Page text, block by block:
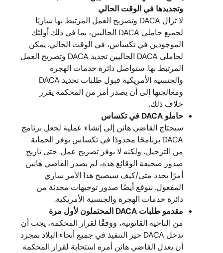
وتجديدها في الوقت الحالي
لا تزال DACA وتصريح العمل المرتبط بها ساريًا
لجميع حاملي DACA الحاليين، بما في ذلك أولئك
الموجودين في تكساس، في الوقت الحالي. يمكن
لحاملي DACA الحاليين تجديد DACA وتصريح العمل
المرتبط بها. ستواصل دائرة خدمات الهجرة
والجنسية الأمريكية قبول طلبات تجديد DACA
ومعالجتها إلى أن يصدر أمر من المحكمة يقرر
خلاف ذلك.
حاملو DACA في تكساس
سيحتاج القاضي هانن إلى إنشاء عملية لجعل برنامج
DACA برنامجًا محدودًا في تكساس يوفر الحماية
من الترحيل، ولكنه لا يوفر تصريح عمل. حتى تاريخ
صدور صحيفة الوقائع هذه، لم يصدر القاضي هانين
أمرًا يحدد متى/كيف سيصبح هذا الأمر ساري
المفعول. نتوقع أيضًا صدور توجيهات محدثة من
دائرة خدمات الهجرة والجنسية الأمريكية.
مقدمو طلبات DACA المحتملون لأول مرة
من الناحية القانونية، ووفقًا لقرار المحكمة، يجب أن
تدخل DACA حيز التنفيذ في جميع أنحاء البلاد بمجرد
أن يعدل القاضي هانن أمره استجابة لقرار المحكمة